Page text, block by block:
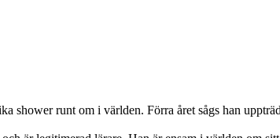
runt om i världen. Förra året sågs han